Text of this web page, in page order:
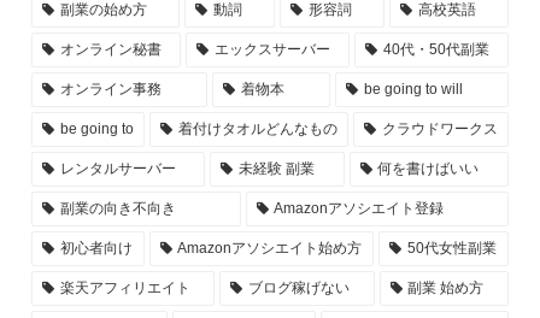
副業の始め方 動詞 形容詞 高校英語
オンライン秘書 エックスサーバー 40代・50代副業
オンライン事務 着物本 be going to will
be going to 着付けタオルどんなもの クラウドワークス
レンタルサーバー 未経験 副業 何を書けばいい
副業の向き不向き Amazonアソシエイト登録
初心者向け Amazonアソシエイト始め方 50代女性副業
楽天アフィリエイト ブログ稼げない 副業 始め方